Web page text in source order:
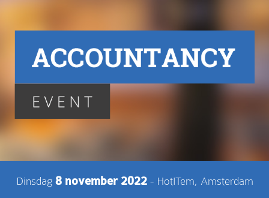
Dinsdag 8 november 2022- HotITem, Amsterdam